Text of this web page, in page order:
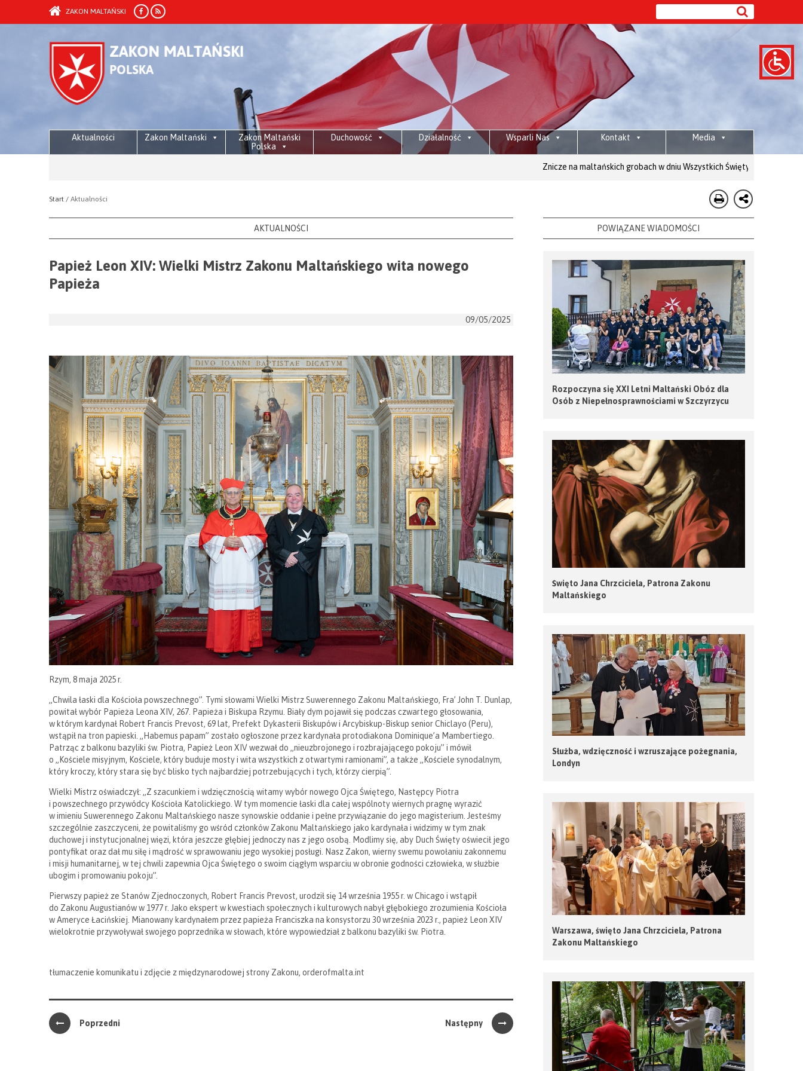
ZAKON MALTAŃSKI
Aktualności Zakon Maltański
Zakon Maltański
Polska
Duchowość Działalność Wsparli Nas Kontakt Media
Znicze na maltańskich grobach w dniu Wszystkich Świętych Wesprzyj: 80
Start / Aktualności
AKTUALNOŚCI
Papież Leon XIV: Wielki Mistrz Zakonu Maltańskiego wita nowego
Papieża
09/05/2025
Rzym, 8 maja 2025 r.
„Chwila łaski dla Kościoła powszechnego”. Tymi słowami Wielki Mistrz Suwerennego Zakonu Maltańskiego, Fra’ John T. Dunlap,
powitał wybór Papieża Leona XIV, 267. Papieża i Biskupa Rzymu. Biały dym pojawił się podczas czwartego głosowania,
w którym kardynał Robert Francis Prevost, 69 lat, Prefekt Dykasterii Biskupów i Arcybiskup-Biskup senior Chiclayo (Peru),
wstąpił na tron ​​papieski. „Habemus papam” zostało ogłoszone przez kardynała protodiakona Dominique’a Mambertiego.
Patrząc z balkonu bazyliki św. Piotra, Papież Leon XIV wezwał do „nieuzbrojonego i rozbrajającego pokoju” i mówił
o „Kościele misyjnym, Kościele, który buduje mosty i wita wszystkich z otwartymi ramionami”, a także „Kościele synodalnym,
który kroczy, który stara się być blisko tych najbardziej potrzebujących i tych, którzy cierpią”.
Wielki Mistrz oświadczył: „Z szacunkiem i wdzięcznością witamy wybór nowego Ojca Świętego, Następcy Piotra
i powszechnego przywódcy Kościoła Katolickiego. W tym momencie łaski dla całej wspólnoty wiernych pragnę wyrazić
w imieniu Suwerennego Zakonu Maltańskiego nasze synowskie oddanie i pełne przywiązanie do jego magisterium. Jesteśmy
szczególnie zaszczyceni, że powitaliśmy go wśród członków Zakonu Maltańskiego jako kardynała i widzimy w tym znak
duchowej i instytucjonalnej więzi, która jeszcze głębiej jednoczy nas z jego osobą. Modlimy się, aby Duch Święty oświecił jego
pontyfikat oraz dał mu siłę i mądrość w sprawowaniu jego wysokiej posługi. Nasz Zakon, wierny swemu powołaniu zakonnemu
i misji humanitarnej, w tej chwili zapewnia Ojca Świętego o swoim ciągłym wsparciu w obronie godności człowieka, w służbie
ubogim i promowaniu pokoju”.
Pierwszy papież ze Stanów Zjednoczonych, Robert Francis Prevost, urodził się 14 września 1955 r. w Chicago i wstąpił
do Zakonu Augustianów w 1977 r. Jako ekspert w kwestiach społecznych i kulturowych nabył głębokiego zrozumienia Kościoła
w Ameryce Łacińskiej. Mianowany kardynałem przez papieża Franciszka na konsystorzu 30 września 2023 r., papież Leon XIV
wielokrotnie przywoływał swojego poprzednika w słowach, które wypowiedział z balkonu bazyliki św. Piotra.
tłumaczenie komunikatu i zdjęcie z międzynarodowej strony Zakonu, orderofmalta.int
Poprzedni Następny
POWIĄZANE WIADOMOŚCI
Rozpoczyna się XXI Letni Maltański Obóz dla
Osób z Niepełnosprawnościami w Szczyrzycu
Święto Jana Chrzciciela, Patrona Zakonu
Maltańskiego
Służba, wdzięczność i wzruszające pożegnania,
Londyn
Warszawa, święto Jana Chrzciciela, Patrona
Zakonu Maltańskiego